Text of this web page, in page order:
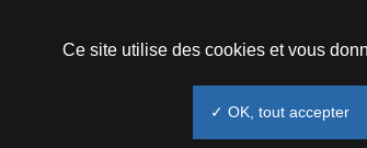
Ce site utilise des cookies et vous
✓ OK, tout accepter